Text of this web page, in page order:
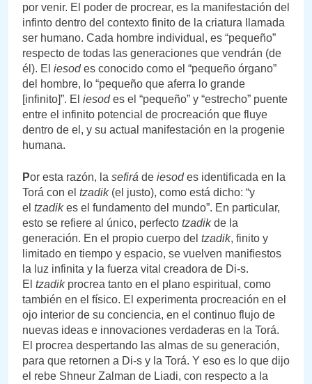
por venir. El poder de procrear, es la manifestación del
infinto dentro del contexto finito de la criatura llamada
ser humano. Cada hombre individual, es “pequeño”
respecto de todas las generaciones que vendrán (de
él). El iesodes conocido como el “pequeño órgano”
del hombre, lo “pequeño que aferra lo grande
[infinito]”. El iesodes el “pequeño” y “estrecho” puente
entre el infinito potencial de procreación que fluye
dentro de el, y su actual manifestación en la progenie
humana.
Por esta razón, la sefirá de iesodes identificada en la
Torá con el tzadik(el justo), como está dicho: “y
el tzadikes el fundamento del mundo”. En particular,
esto se refiere al único, perfecto tzadikde la
generación. En el propio cuerpo del tzadik, finito y
limitado en tiempo y espacio, se vuelven manifiestos
la luz infinita y la fuerza vital creadora de Di-s.
El tzadikprocrea tanto en el plano espiritual, como
también en el físico. El experimenta procreación en el
ojo interior de su conciencia, en el continuo flujo de
nuevas ideas e innovaciones verdaderas en la Torá.
El procrea despertando las almas de su generación,
para que retornen a Di-s y la Torá. Y eso es lo que dijo
el rebe Shneur Zalman de Liadi, con respecto a la